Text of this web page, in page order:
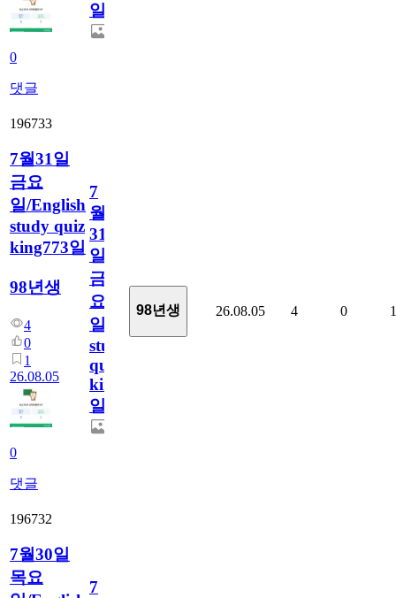
0
댓글
일
196733
7월31일
금요
일/English
study quiz
king773일
98년생
4
0
1
26.08.05
0
댓글
7
월
31
일
금
요
일/English
study
quiz
king773
일
98년생 26.08.05 4 0 1
196732
7월30일
목요
7